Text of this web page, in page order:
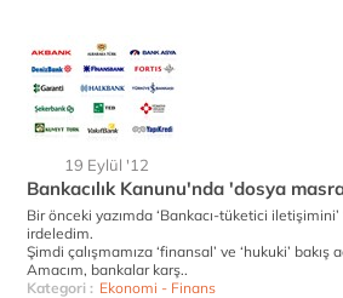
19 Eylül '12
Bankacılık Kanunu'nda 'dosya
Bir önceki yazımda ‘Bankacı-tüketici
irdeledim.
Şimdi çalışmamıza ‘finansal’ ve ‘hukuki’ bakış
Amacım, bankalar karş..
Kategori : Ekonomi - Finans